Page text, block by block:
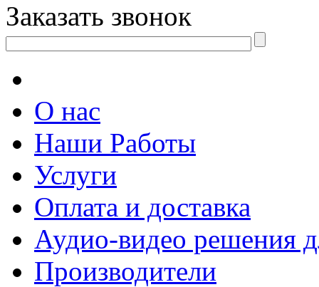
Заказать звонок
О нас
Наши Работы
Услуги
Оплата и доставка
Аудио-видео решения
Производители